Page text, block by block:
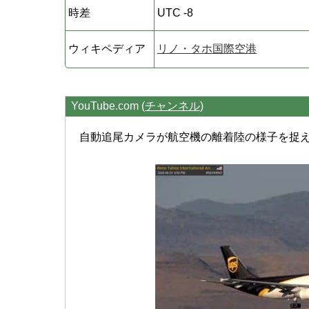
時差 UTC -8
ウィキペディア リノ・タホ国際空港
YouTube.com (チャンネル)
自動追尾カメラが航空機の離着陸の様子を捉